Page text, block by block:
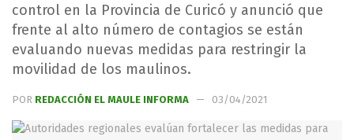
control en la Provincia de Curicó y anunció que
frente al alto número de contagios se están
evaluando nuevas medidas para restringir la
movilidad de los maulinos.
POR REDACCIÓN EL MAULE INFORMA 03/04/2021